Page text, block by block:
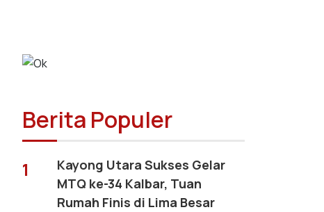
Berita Populer
1
Kayong Utara Sukses Gelar
MTQ ke-34 Kalbar, Tuan
Rumah Finis di Lima Besar